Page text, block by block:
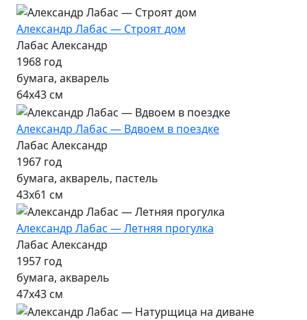
Александр Лабас — Строят дом
Лабас Александр
1968 год
бумага, акварель
64х43 см
Александр Лабас — Вдвоем в поездке
Лабас Александр
1967 год
бумага, акварель, пастель
43х61 см
Александр Лабас — Летняя прогулка
Лабас Александр
1957 год
бумага, акварель
47х43 см